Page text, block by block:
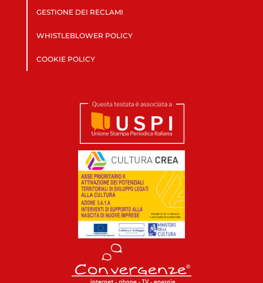
GESTIONE DEI RECLAMI
WHISTLEBLOWER POLICY
COOKIE POLICY